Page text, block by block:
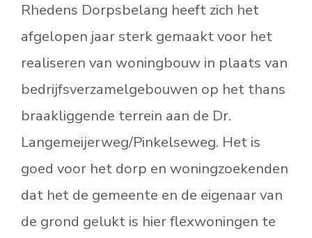
Rhedens Dorpsbelang heeft zich het
afgelopen jaar sterk gemaakt voor het
realiseren van woningbouw in plaats van
bedrijfsverzamelgebouwen op het thans
braakliggende terrein aan de Dr.
Langemeijerweg/Pinkelseweg. Het is
goed voor het dorp en woningzoekenden
dat het de gemeente en de eigenaar van
de grond gelukt is hier flexwoningen te